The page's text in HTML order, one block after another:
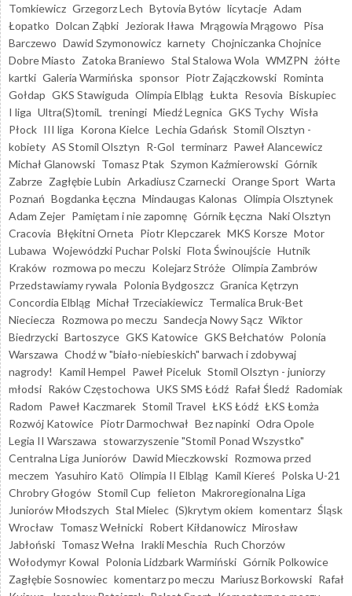
Tomkiewicz Grzegorz Lech Bytovia Bytów licytacje Adam
Łopatko Dolcan Ząbki Jeziorak Iława Mrągowia Mrągowo Pisa
Barczewo Dawid Szymonowicz karnety Chojniczanka Chojnice
Dobre Miasto Zatoka Braniewo Stal Stalowa Wola WMZPN żółte
kartki Galeria Warmińska sponsor Piotr Zajączkowski Rominta
Gołdap GKS Stawiguda Olimpia Elbląg Łukta Resovia Biskupiec
I liga Ultra(S)tomiL treningi Miedź Legnica GKS Tychy Wisła
Płock III liga Korona Kielce Lechia Gdańsk Stomil Olsztyn -
kobiety AS Stomil Olsztyn R-Gol terminarz Paweł Alancewicz
Michał Glanowski Tomasz Ptak Szymon Kaźmierowski Górnik
Zabrze Zagłębie Lubin Arkadiusz Czarnecki Orange Sport Warta
Poznań Bogdanka Łęczna Mindaugas Kalonas Olimpia Olsztynek
Adam Zejer Pamiętam i nie zapomnę Górnik Łęczna Naki Olsztyn
Cracovia Błękitni Orneta Piotr Klepczarek MKS Korsze Motor
Lubawa Wojewódzki Puchar Polski Flota Świnoujście Hutnik
Kraków rozmowa po meczu Kolejarz Stróże Olimpia Zambrów
Przedstawiamy rywala Polonia Bydgoszcz Granica Kętrzyn
Concordia Elbląg Michał Trzeciakiewicz Termalica Bruk-Bet
Nieciecza Rozmowa po meczu Sandecja Nowy Sącz Wiktor
Biedrzycki Bartoszyce GKS Katowice GKS Bełchatów Polonia
Warszawa Chodź w "biało-niebieskich" barwach i zdobywaj
nagrody!
Kamil Hempel Paweł Piceluk Stomil Olsztyn - juniorzy
młodsi Raków Częstochowa UKS SMS Łódź Rafał Śledź Radomiak
Radom Paweł Kaczmarek Stomil Travel ŁKS Łódź ŁKS Łomża
Rozwój Katowice Piotr Darmochwał Bez napinki Odra Opole
Legia II Warszawa stowarzyszenie "Stomil Ponad Wszystko"
Centralna Liga Juniorów Dawid Mieczkowski Rozmowa przed
meczem Yasuhiro Katō Olimpia II Elbląg Kamil Kiereś Polska U-21
Chrobry Głogów Stomil Cup felieton Makroregionalna Liga
Juniorów Młodszych Stal Mielec (S)krytym okiem komentarz Śląsk
Wrocław Tomasz Wełnicki Robert Kiłdanowicz Mirosław
Jabłoński Tomasz Wełna Irakli Meschia Ruch Chorzów
Wołodymyr Kowal Polonia Lidzbark Warmiński Górnik Polkowice
Zagłębie Sosnowiec komentarz po meczu Mariusz Borkowski Rafał